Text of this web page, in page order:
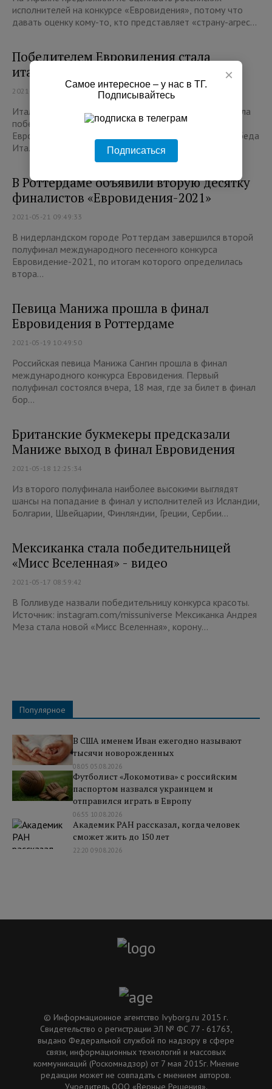
исполнителей на конкурсе «Евровидения», потому что
давать оценку кому-то, кто представляет «страну-агрес...
Победителем Евровидения стала
итальянская группа Måneskin
2021-05-23 09:25:43
Итальянская группа Måneskin с песней Zitti e Buoni стала
победителем Международного конкурса
Евровидение-2021, набрав 524 балла. Это первая победа
Ита...
В Роттердаме объявили вторую десятку
финалистов «Евровидения-2021»
2021-05-21 09:49:33
В нидерландском городе Роттердам завершился второй
полуфинал международного песенного конкурса
Евровидение-2021, по итогам которого определилась
втора...
Певица Манижа прошла в финал
Евровидения в Роттердаме
2021-05-19 10:49:50
Российская певица Манижа Сангин прошла в финал
международного конкурса Евровидения. Первый
полуфинал состоялся вчера, 18 мая, где за билет в финал
бор...
Британские букмекеры предсказали
Маниже выход в финал Евровидения
2021-05-18 12:25:34
Из второго полуфинала наиболее высокими выглядят
шансы на попадание в финал у исполнителей из Исландии,
Болгарии, Швейцарии, Финляндии, Греции, Сербии...
Мексиканка стала победительницей
«Мисс Вселенная» - видео
2021-05-17 08:59:42
В Голливуде назвали победительницу конкурса красоты.
Источник: instagram.com/missuniverse Мексиканка Андрея
Меза стала новой «Мисс Вселенная», корону...
Популярное
В США именем Иван ежегодно называют
тысячи новорожденных
08:05 05.08.2026
Футболист «Локомотива» с российским
паспортом назвался украинцем и
отправился играть в Европу
06:55 10.08.2026
Академик РАН рассказал, когда человек
сможет жить до 150 лет
22:20 09.08.2026
© Информационное агентство Ivyborg.ru 2015 г.
Свидетельство о регистрации ЭЛ № ФС 77 - 61763,
выдано Федеральной службой по надзору в сфере
связи, информационных технологий и массовых
коммуникаций (Роскомнадзор) от 7 мая 2015г. Мнение
редакции может не совпадать с мнением авторов.
Учредитель ООО «Верные Решения».
×
Самое интересное – у нас в ТГ.
Подписывайтесь
Подписаться